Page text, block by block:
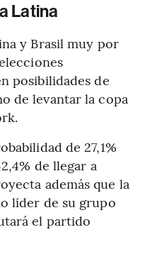
Latina
y Brasil muy por
posibilidades de
de levantar la copa
de 27,1%
de llegar a
además que la
líder de su grupo
el partido